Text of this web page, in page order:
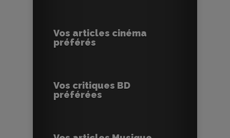
Vos articles cinéma
préférés
Vos critiques BD
préférées